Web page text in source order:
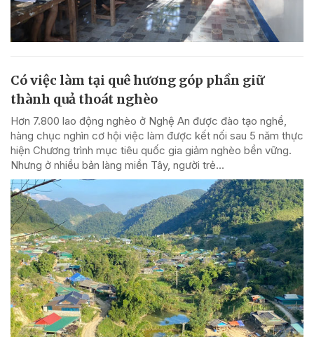
Có việc làm tại quê hương góp phần giữ
thành quả thoát nghèo
Hơn 7.800 lao động nghèo ở Nghệ An được đào tạo nghề,
hàng chục nghìn cơ hội việc làm được kết nối sau 5 năm thực
hiện Chương trình mục tiêu quốc gia giảm nghèo bền vững.
Nhưng ở nhiều bản làng miền Tây, người trẻ...